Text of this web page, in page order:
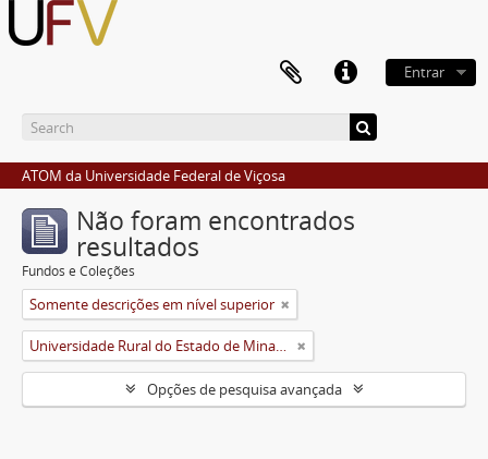
Entrar
ATOM da Universidade Federal de Viçosa
Não foram encontrados
resultados
Fundos e Coleções
Somente descrições em nível superior
Universidade Rural do Estado de Minas Gerais (Uremg)
Opções de pesquisa avançada